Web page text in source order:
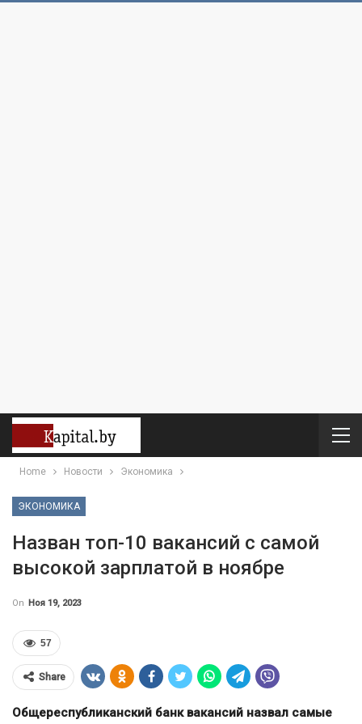
Home Новости Экономика
ЭКОНОМИКА
Назван топ-10 вакансий с самой
высокой зарплатой в ноябре
On Ноя 19, 2023
57
Share
Общереспубликанский банк вакансий назвал самые